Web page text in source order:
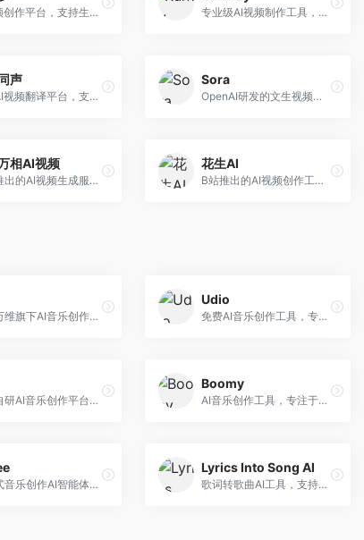
AI视频创作平台，支持生成长达50分钟的长视频内容。面向长视频创作者和内容生产者，支持故事视频生成、视频编辑等功能，适合叙事性内容创作。 专业级AI视频制作工具，支持视频生成与编辑。面向影视制作人和创意工作者，提供文生视频、视频编辑、绿幕抠像等专业功能，视频处理能力强，适合专业创作场景。
声
专业AI视频翻译平台，支持视频多语言配音和字幕生成。面向跨境电商和内容出海从业者，提供视频翻译、配音、字幕生成等服务，多语言支持完善。
Sora
OpenAI研发的文生视频大模型，可根据文字描述生成长达60秒的高清视频。面向影视创作者、广告从业者和内容生产者，视频连贯性强，物理世界理解准确，代表了AI视频生成的最高水平。
相AI视频
阿里推出的AI视频生成服务，整合图像与视频创作能力。面向电商和营销从业者，支持商品视频生成、营销视频制作等服务，商业应用场景丰富。
花生AI
B站推出的AI视频创作工具，专注于短视频内容生成。面向B站创作者，支持视频生成、视频编辑等功能，与B站平台深度整合，创作效率高。
昆仑万维旗下AI音乐创作平台，专注于音乐内容生成。面向音乐爱好者和内容创作者，提供多种风格音乐生成，操作简便，创作速度快。
Udio
免费AI音乐创作工具，专注于高质量音乐生成。面向音乐创作者和内容制作者，支持多种音乐风格生成，音质专业，创作自由度高，适合专业音乐制作场景。
全栈自研AI音乐创作平台，支持从创作到发布的完整流程。面向独立音乐人和音乐工作室，提供作词作曲、编曲混音、音乐发布等服务，创作工具专业。
Boomy
AI音乐创作工具，专注于快速音乐生成与发布。面向音乐爱好者和业余创作者，支持一键生成原创音乐，可直接发布到音乐平台，创作门槛低。
对话式音乐创作AI智能体，支持自然语言交互创作。面向音乐爱好者，通过对话方式完成音乐创作，交互体验友好，创作过程直观。
Lyrics Into Song AI
歌词转歌曲AI工具，支持将歌词转化为完整歌曲。面向歌词创作者和音乐爱好者，提供歌词谱曲、编曲制作等服务，歌词音乐化效率高。